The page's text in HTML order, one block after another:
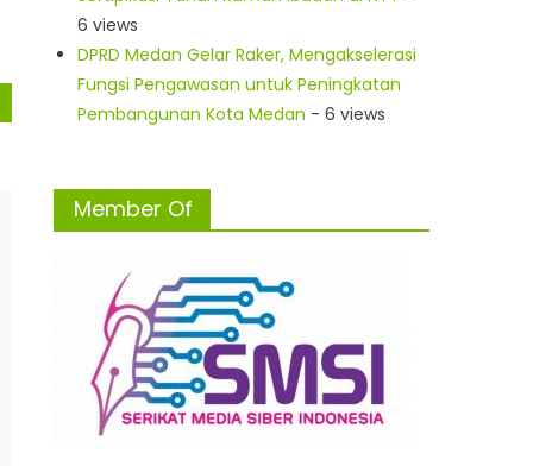
6 views
DPRD Medan Gelar Raker, Mengakselerasi
Fungsi Pengawasan untuk Peningkatan
Pembangunan Kota Medan - 6 views
Member Of